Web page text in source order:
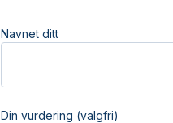
Navnet ditt
Din vurdering (valgfri)